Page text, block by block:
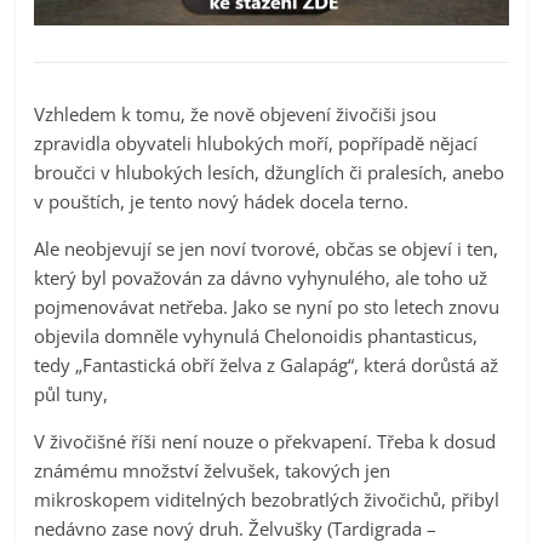
Vzhledem k tomu, že nově objevení živočiši jsou
zpravidla obyvateli hlubokých moří, popřípadě nějací
broučci v hlubokých lesích, džunglích či pralesích, anebo
v pouštích, je tento nový hádek docela terno.
Ale neobjevují se jen noví tvorové, občas se objeví i ten,
který byl považován za dávno vyhynulého, ale toho už
pojmenovávat netřeba. Jako se nyní po sto letech znovu
objevila domněle vyhynulá Chelonoidis phantasticus,
tedy „Fantastická obří želva z Galapág“, která dorůstá až
půl tuny,
V živočišné říši není nouze o překvapení. Třeba k dosud
známému množství želvušek, takových jen
mikroskopem viditelných bezobratlých živočichů, přibyl
nedávno zase nový druh. Želvušky (Tardigrada –